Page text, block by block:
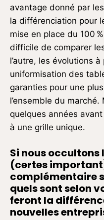
avantage donné par
la différenciation pour
mise en place du 100
difficile de comparer
l’autre, les évolutions
uniformisation des
garanties pour une
l’ensemble du
quelques années
à une grille unique.
Si nous occultons
(certes
complémentaire
quels sont selon
feront la
nouvelles